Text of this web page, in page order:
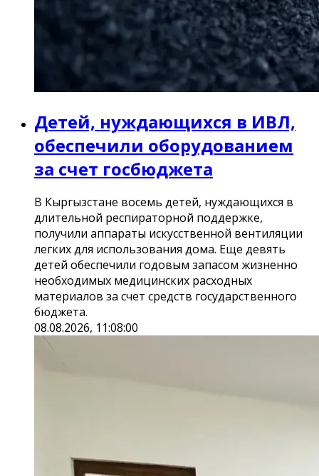
Детей, нуждающихся в ИВЛ,
обеспечили оборудованием
за счет госбюджета
В Кыргызстане восемь детей, нуждающихся в
длительной респираторной поддержке,
получили аппараты искусственной вентиляции
легких для использования дома. Еще девять
детей обеспечили годовым запасом жизненно
необходимых медицинских расходных
материалов за счет средств государственного
бюджета.
08.08.2026, 11:08:00